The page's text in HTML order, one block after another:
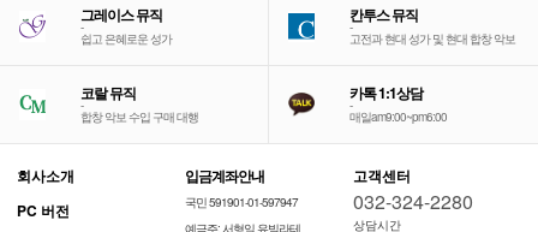
그레이스 뮤직
-
쉽고 은혜로운 성가
칸투스 뮤직
-
고전과 현대 성가 및 현대 합창 악보
코랄 뮤직
-
합창 악보 수입 구매 대행
카톡 1:1상담
-
매일am9:00~pm6:00
회사소개
PC 버전
입금계좌안내
국민 591901-01-597947
고객센터
032-324-2280
상담시간